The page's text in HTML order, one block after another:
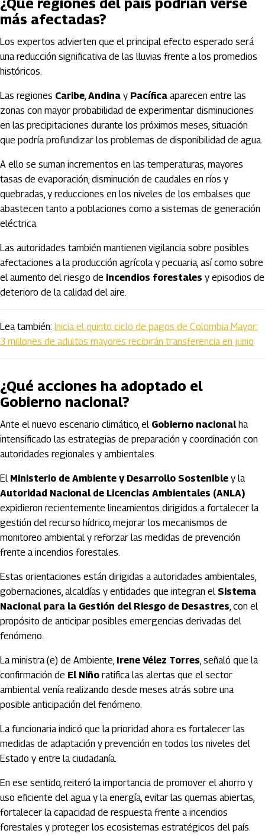
más afectadas?
Los expertos advierten que el principal efecto esperado será
una reducción significativa de las lluvias frente a los promedios
históricos.
Las regiones Caribe, Andina y Pacífica aparecen entre las
zonas con mayor probabilidad de experimentar disminuciones
en las precipitaciones durante los próximos meses, situación
que podría profundizar los problemas de disponibilidad de agua.
A ello se suman incrementos en las temperaturas, mayores
tasas de evaporación, disminución de caudales en ríos y
quebradas, y reducciones en los niveles de los embalses que
abastecen tanto a poblaciones como a sistemas de generación
eléctrica.
Las autoridades también mantienen vigilancia sobre posibles
afectaciones a la producción agrícola y pecuaria, así como sobre
el aumento del riesgo de incendios forestales y episodios de
deterioro de la calidad del aire.
Lea también: Inicia el quinto ciclo de pagos de Colombia Mayor:
3 millones de adultos mayores recibirán transferencia en junio
¿Qué acciones ha adoptado el
Gobierno nacional?
Ante el nuevo escenario climático, el Gobierno nacionalha
intensificado las estrategias de preparación y coordinación con
autoridades regionales y ambientales.
El Ministerio de Ambiente y Desarrollo Sostenible y la
Autoridad Nacional de Licencias Ambientales (ANLA)
expidieron recientemente lineamientos dirigidos a fortalecer la
gestión del recurso hídrico, mejorar los mecanismos de
monitoreo ambiental y reforzar las medidas de prevención
frente a incendios forestales.
Estas orientaciones están dirigidas a autoridades ambientales,
gobernaciones, alcaldías y entidades que integran el Sistema
Nacional para la Gestión del Riesgo de Desastres, con el
propósito de anticipar posibles emergencias derivadas del
fenómeno.
La ministra (e) de Ambiente, Irene Vélez Torres, señaló que la
confirmación de El Niño ratifica las alertas que el sector
ambiental venía realizando desde meses atrás sobre una
posible anticipación del fenómeno.
La funcionaria indicó que la prioridad ahora es fortalecer las
medidas de adaptación y prevención en todos los niveles del
Estado y entre la ciudadanía.
En ese sentido, reiteró la importancia de promover el ahorro y
uso eficiente del agua y la energía, evitar las quemas abiertas,
fortalecer la capacidad de respuesta frente a incendios
forestales y proteger los ecosistemas estratégicos del país.